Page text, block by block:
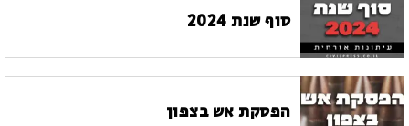
סוף שנת 2024
הפסקת אש בצפון